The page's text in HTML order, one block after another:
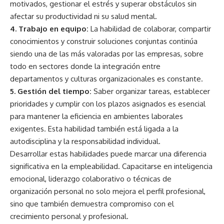
motivados, gestionar el estrés y superar obstáculos sin
afectar su productividad ni su salud mental.
4. Trabajo en equipo: La habilidad de colaborar, compartir
conocimientos y construir soluciones conjuntas continúa
siendo una de las más valoradas por las empresas, sobre
todo en sectores donde la integración entre
departamentos y culturas organizacionales es constante.
5. Gestión del tiempo: Saber organizar tareas, establecer
prioridades y cumplir con los plazos asignados es esencial
para mantener la eficiencia en ambientes laborales
exigentes. Esta habilidad también está ligada a la
autodisciplina y la responsabilidad individual.
Desarrollar estas habilidades puede marcar una diferencia
significativa en la empleabilidad. Capacitarse en inteligencia
emocional, liderazgo colaborativo o técnicas de
organización personal no solo mejora el perfil profesional,
sino que también demuestra compromiso con el
crecimiento personal y profesional.